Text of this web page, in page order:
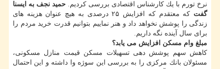
نرخ تورم با یك كارشناس اقتصادی بررسی كردیم. حمید نجف به ایسنا
گفت
كه معتقدم كه افزایش ۲۵ درصدی به هیچ عنوان هزینه های
زندگی را پوشش نخواهد داد و هنر نماییم بتوانیم قدرت خرید مردم را
برای سال آینده نگه داریم.
مبلغ وام مسكن افزایش می یابد؟
كاهش سهم پوشش دهی تسهیلات مسكن قیمت منازل مسكونی،
مسئولان بانك مركزی را به بررسی این سوژه وا داشته و این احتمال